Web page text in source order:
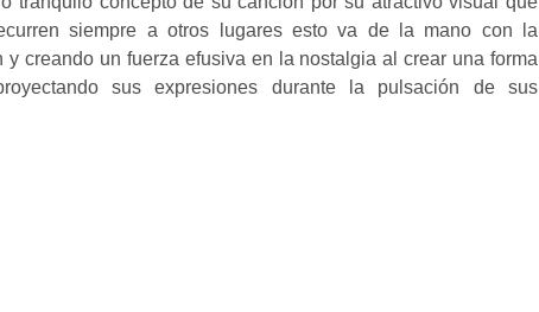
siempre a otros lugares esto va de la mano con la
creando un fuerza efusiva en la nostalgia al crear una forma
sus expresiones durante la pulsación de sus